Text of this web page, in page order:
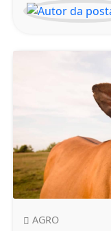
AGRO